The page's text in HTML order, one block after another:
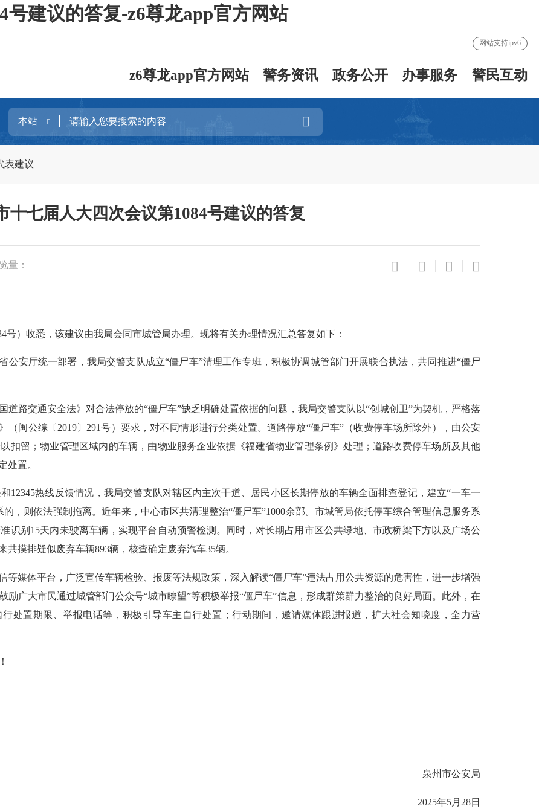
建议的答复-z6尊龙app官方网站
网站支持ipv6
z6尊龙app官方网站 警务资讯 政务公开 办事服务 警民互动
表建议
十七届人大四次会议第1084号建议的答复
量：
）收悉，该建议由我局会同市城管局办理。现将有关办理情况汇总答复如下：
安厅统一部署，我局交警支队成立“僵尸车”清理工作专班，积极协调城管部门开展联合执法，共同推进“僵尸
道路交通安全法》对合法停放的“僵尸车”缺乏明确处置依据的问题，我局交警支队以“创城创卫”为契机，严格落
（闽公综〔2019〕291号）要求，对不同情形进行分类处置。道路停放“僵尸车”（收费停车场所除外），由公安
扣留；物业管理区域内的车辆，由物业服务企业依据《福建省物业管理条例》处理；道路收费停车场所及其他
处置。
12345热线反馈情况，我局交警支队对辖区内主次干道、居民小区长期停放的车辆全面排查登记，建立“一车一
，则依法强制拖离。近年来，中心市区共清理整治“僵尸车”1000余部。市城管局依托停车综合管理信息服务系
识别15天内未驶离车辆，实现平台自动预警检测。同时，对长期占用市区公共绿地、市政桥梁下方以及广场公
摸排疑似废弃车辆893辆，核查确定废弃汽车35辆。
等媒体平台，广泛宣传车辆检验、报废等法规政策，深入解读“僵尸车”违法占用公共资源的危害性，进一步增强
广大市民通过城管部门公众号“城市瞭望”等积极举报“僵尸车”信息，形成群策群力整治的良好局面。此外，在
处置期限、举报电话等，积极引导车主自行处置；行动期间，邀请媒体跟进报道，扩大社会知晓度，全力营
泉州市公安局
2025年5月28日